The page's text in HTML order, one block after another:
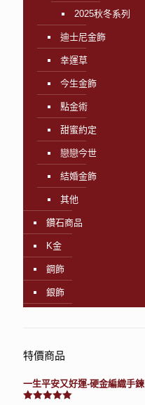
2025秋冬系列
迪士尼金飾
幸運草
今生金飾
點金術
甜蜜約定
戀戀今世
結婚金飾
其他
鑽石商品
K金
鋼飾
銀飾
特價商品
一生平安又好運-硬金編織手鍊